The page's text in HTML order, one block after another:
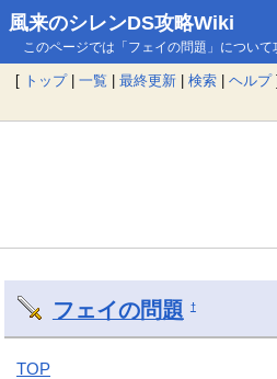
風来のシレンDS攻略Wiki
このページでは「フェイの問題」について
[ トップ| 一覧 | 最終更新 | 検索 | ヘルプ
フェイの問題 †
TOP